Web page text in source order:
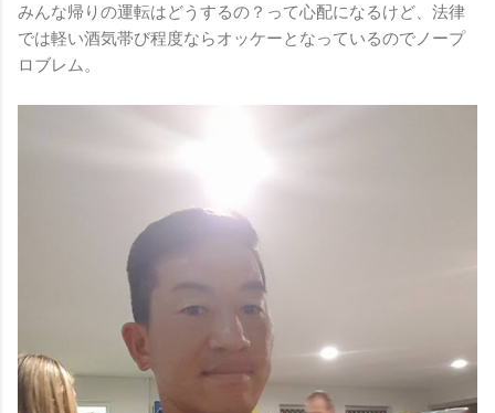
みんな帰りの運転はどうするの？って心配になるけど、法律
では軽い酒気帯び程度ならオッケーとなっているのでノープ
ロブレム。